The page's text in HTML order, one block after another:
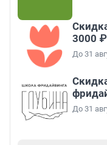
3000
До 31
До 31